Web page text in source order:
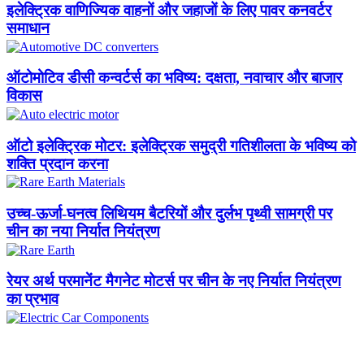
इलेक्ट्रिक वाणिज्यिक वाहनों और जहाजों के लिए पावर कनवर्टर
समाधान
ऑटोमोटिव डीसी कन्वर्टर्स का भविष्य: दक्षता, नवाचार और बाजार
विकास
ऑटो इलेक्ट्रिक मोटर: इलेक्ट्रिक समुद्री गतिशीलता के भविष्य को
शक्ति प्रदान करना
उच्च-ऊर्जा-घनत्व लिथियम बैटरियों और दुर्लभ पृथ्वी सामग्री पर
चीन का नया निर्यात नियंत्रण
रेयर अर्थ परमानेंट मैगनेट मोटर्स पर चीन के नए निर्यात नियंत्रण
का प्रभाव